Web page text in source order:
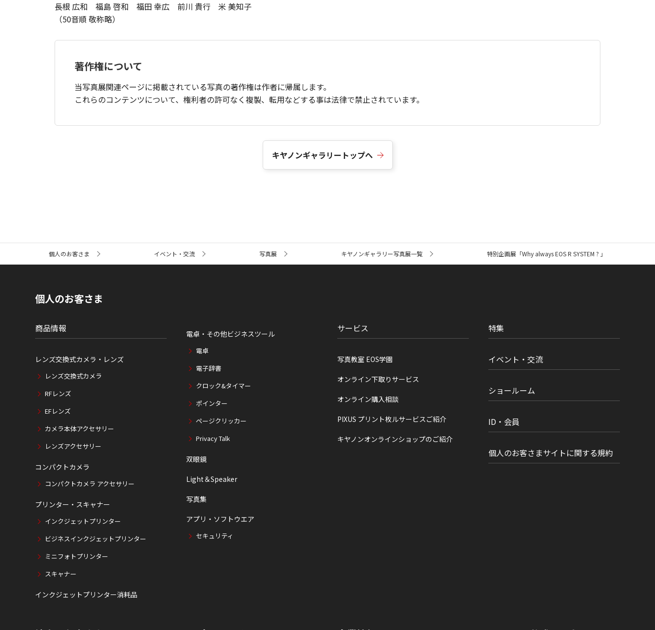
長根 広和 福島 啓和 福田 幸広 前川 貴行 米 美知子
（50音順 敬称略）
著作権について
当写真展関連ページに掲載されている写真の著作権は作者に帰属します。
これらのコンテンツについて、権利者の許可なく複製、転用などする事は法律で禁止されています。
キヤノンギャラリートップへ
ト
個人のお客さま イベント・交流 写真展 キヤノンギャラリー写真展一覧 特別企画展「Why always EOS R SYSTEM ? 」
個人のお客さま
商品情報
レンズ交換式カメラ・レンズ
レンズ交換式カメラ
RFレンズ
EFレンズ
カメラ本体アクセサリー
レンズアクセサリー
コンパクトカメラ
コンパクトカメラ アクセサリー
プリンター・スキャナー
インクジェットプリンター
ビジネスインクジェットプリンター
ミニフォトプリンター
スキャナー
インクジェットプリンター消耗品
電卓・その他ビジネスツール
電卓
電子辞書
クロック&タイマー
ポインター
ページクリッカー
Privacy Talk
双眼鏡
Light＆Speaker
写真集
アプリ・ソフトウエア
セキュリティ
サービス
写真教室 EOS学園
オンライン下取りサービス
オンライン購入相談
PIXUS プリント枚ルサービスご紹介
キヤノンオンラインショップのご紹介
特集
イベント・交流
ショールーム
ID・会員
個人のお客さまサイトに関する規約